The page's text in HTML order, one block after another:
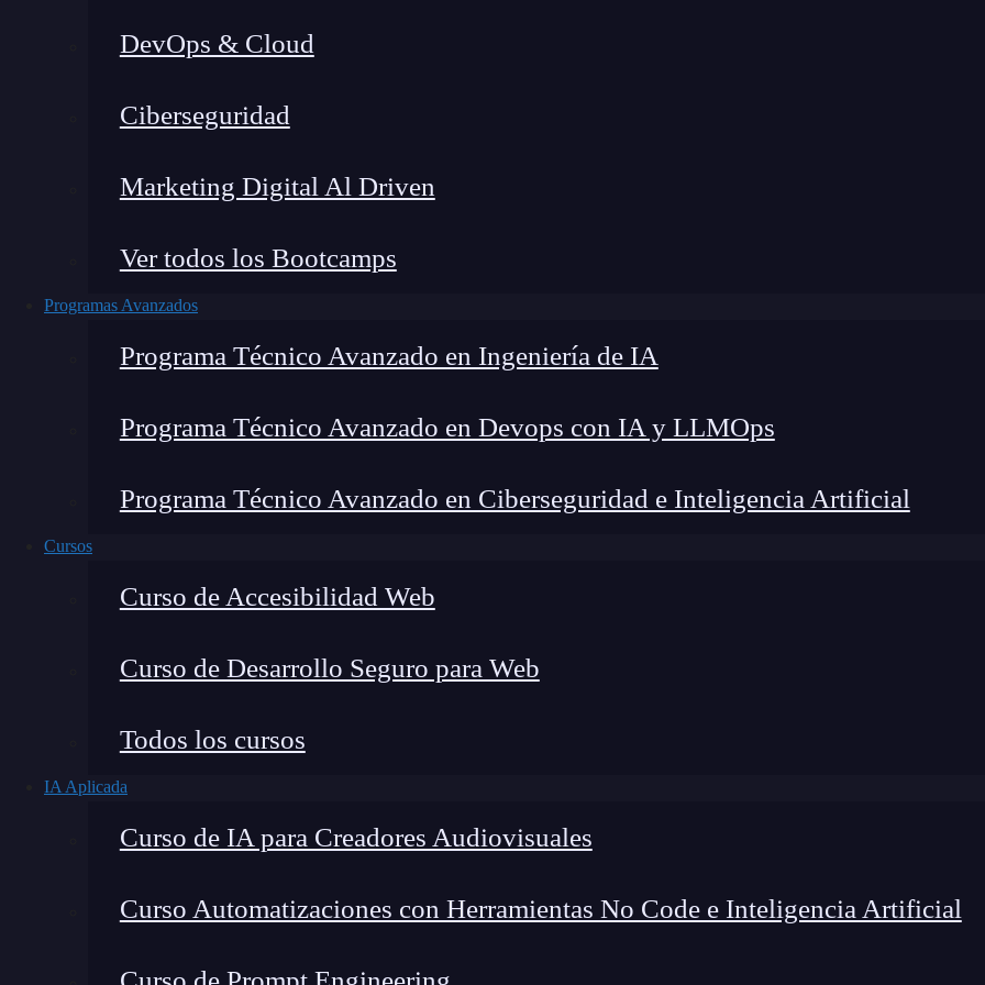
DevOps & Cloud
Ciberseguridad
Marketing Digital Al Driven
Ver todos los Bootcamps
Programas Avanzados
Programa Técnico Avanzado en Ingeniería de IA
Programa Técnico Avanzado en Devops con IA y LLMOps
Programa Técnico Avanzado en Ciberseguridad e Inteligencia Artificial
Cursos
Curso de Accesibilidad Web
Curso de Desarrollo Seguro para Web
Todos los cursos
IA Aplicada
Curso de IA para Creadores Audiovisuales
Curso Automatizaciones con Herramientas No Code e Inteligencia Artificial
Lucia Gómez Salgado
Home
Contribuyo a acercar la realidad del sector tecnológico a nuevos profesionales, combinando conocimiento práctico,